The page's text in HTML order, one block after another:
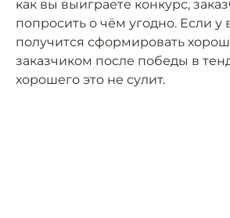
как вы выиграете конкурс,
попросить о чём угодно. Если у
получится сформировать
заказчиком после победы в
хорошего это не сулит.